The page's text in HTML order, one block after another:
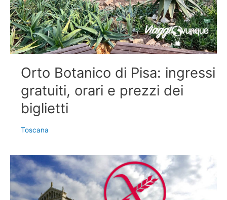
Orto Botanico di Pisa: ingressi
gratuiti, orari e prezzi dei
biglietti
Toscana